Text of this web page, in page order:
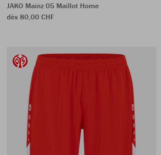
JAKO Mainz 05 Maillot Home
dès 80,00 CHF